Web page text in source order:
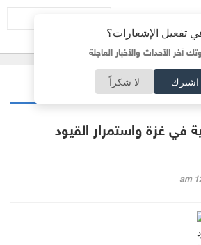
تفعيل الإشعارات؟
آخر الأحداث والأخبار العاجلة
اشترك لا شكراً
في غزة واستمرار القيود